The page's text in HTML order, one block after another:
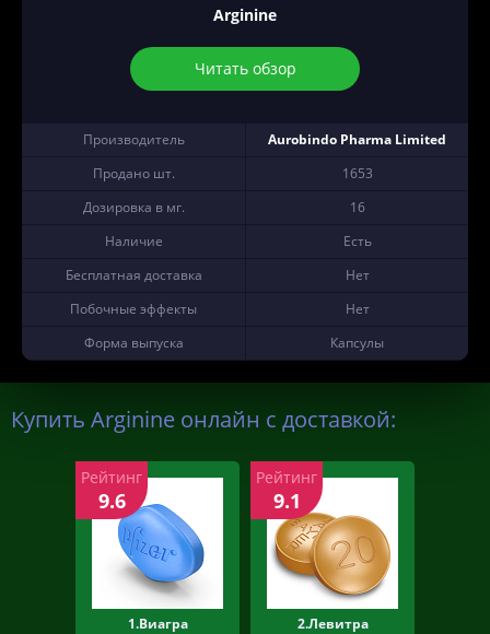
Arginine
Читать обзор
Производитель
Aurobindo Pharma Limited
Продано шт.
1653
Дозировка в мг.
16
Наличие
Есть
Бесплатная доставка
Нет
Побочные эффекты
Нет
Форма выпуска
Капсулы
Купить Arginine онлайн с доставкой:
1.Виагра
Рейтинг
9.6
2.Левитра
Рейтинг
9.1